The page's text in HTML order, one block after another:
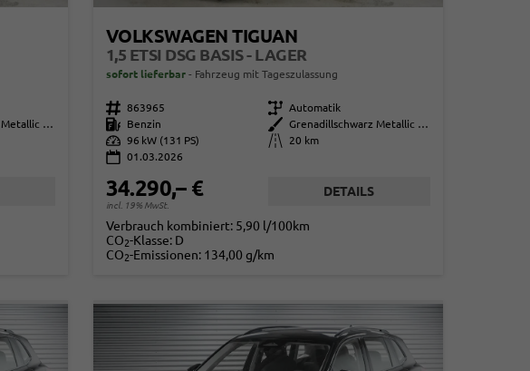
Grenadillschwarz Metallic (0E)
VOLKSWAGEN TIGUAN
1,5 ETSI DSG BASIS - LAGER
sofort lieferbar Fahrzeug mit Tageszulassung
Fahrzeugnr. 863965 Getriebe Automatik
Kraftstoff
Benzin Außenfarbe
Grenadillschwarz Metallic (0E)
Leistung 96 kW (131 PS) Kilometerstand
20 km
01.03.2026
34.290,– €
incl. 19% MwSt.
DETAILS
Verbrauch kombiniert: 5,90 l/100km
CO2-Klasse: D
CO2-Emissionen: 134,00 g/km